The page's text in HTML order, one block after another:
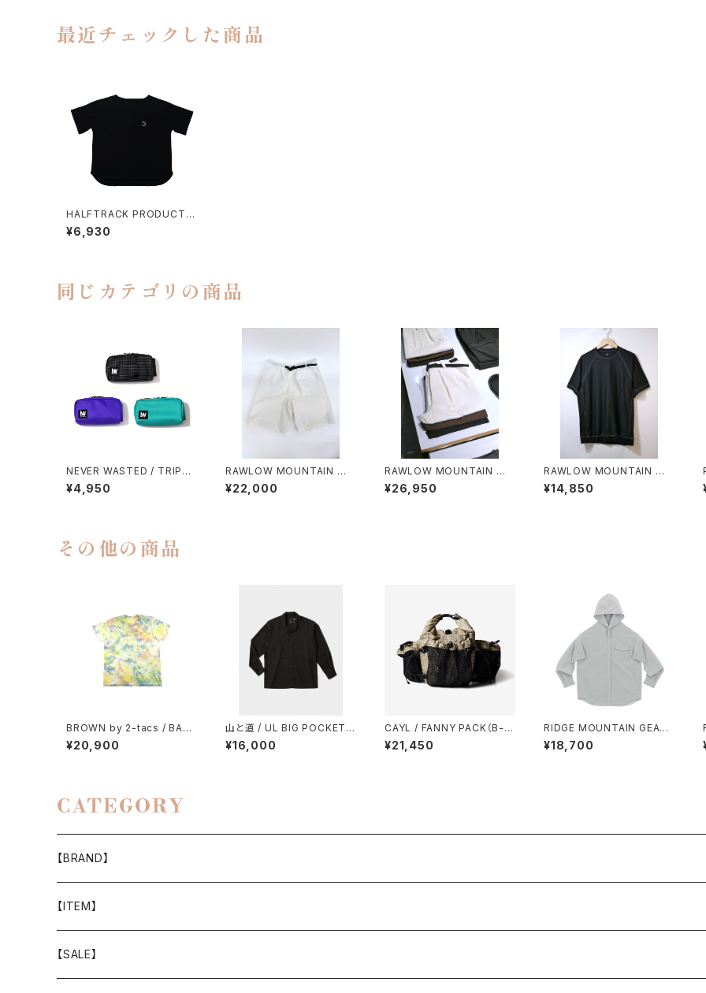
最近チェックした商品
HALFTRACK PRODUCTS
/ BOATNECK BIG TEE
¥6,930
同じカテゴリの商品
NEVER WASTED / TRIPLE
YES
¥4,950
RAWLOW MOUNTAIN WO
RKS / HIKER GURKHA PA
NTS
¥22,000
RAWLOW MOUNTAIN WO
RKS / HIKER BAKER PANT
S
¥26,950
RAWLOW MOUNTAIN WO
RKS / DAD LITE CREW
¥14,850
その他の商品
BROWN by 2-tacs / BAA
POCKET（TIE DYE）
¥20,900
山と道 / UL BIG POCKET S
HIRTS（UNISEX）
¥16,000
CAYL / FANNY PACK（B-G
RID）
¥21,450
RIDGE MOUNTAIN GEAR /
HOODED LONG SLEEVE S
HIRT（WOMEN）2026
¥18,700
CATEGORY
【BRAND】
山と道
T-SHIRT
迷迭香
【ITEM】
WEAR
【SALE】